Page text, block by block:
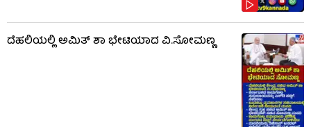
ದೆಹಲಿಯಲ್ಲಿ ಅಮಿತ್ ಶಾ ಭೇಟಿಯಾದ ವಿ.ಸೋಮಣ್ಣ